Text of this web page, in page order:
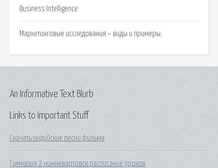
Business Intelligence
Маркетинговые исследования – виды и примеры.
Links to Important Stuff
Скачать индийские песни фильма
Гимназия 2 нижневартовск расписание уроков
An Informative Text Blurb